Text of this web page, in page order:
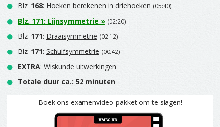
Blz. 168: Hoeken berekenen in driehoeken (05:40)
Blz. 171: Lijnsymmetrie » (02:20)
Blz. 171: Draaisymmetrie (02:12)
Blz. 171: Schuifsymmetrie (00:42)
EXTRA: Wiskunde uitwerkingen
Totale duur ca.: 52 minuten
Boek ons examenvideo-pakket om te slagen!